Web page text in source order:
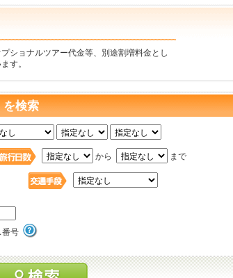
ショナルツアー代金等、別途割増料金とし
す。
を検索
から まで
番号